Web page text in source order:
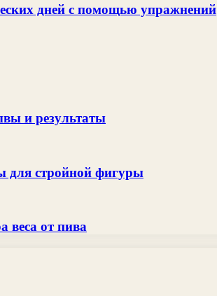
дней с помощью упражнений
и результаты
для стройной фигуры
веса от пива